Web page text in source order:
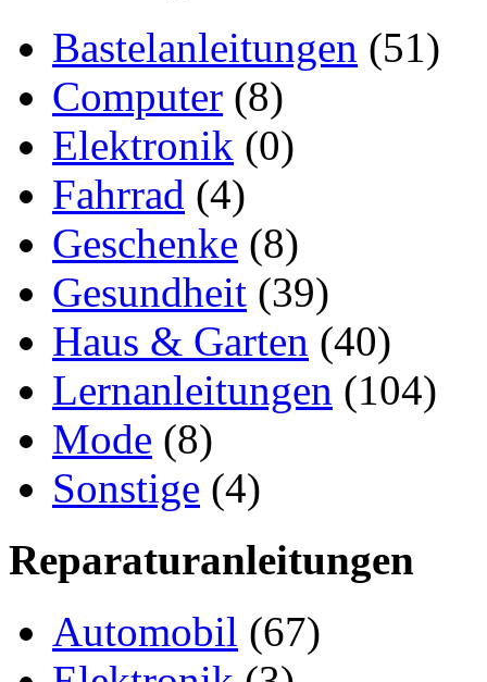
Bastelanleitungen (51)
Computer (8)
Elektronik (0)
Fahrrad (4)
Geschenke (8)
Gesundheit (39)
Haus & Garten (40)
Lernanleitungen (104)
Mode (8)
Sonstige (4)
Reparaturanleitungen
Automobil (67)